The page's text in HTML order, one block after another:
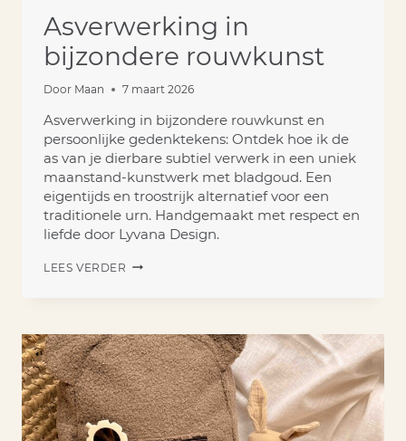
Asverwerking in
bijzondere rouwkunst
Door Maan 7 maart 2026
Asverwerking in bijzondere rouwkunst en
persoonlijke gedenktekens: Ontdek hoe ik de
as van je dierbare subtiel verwerk in een uniek
maanstand-kunstwerk met bladgoud. Een
eigentijds en troostrijk alternatief voor een
traditionele urn. Handgemaakt met respect en
liefde door Lyvana Design.
LEES VERDER ASVERWERKING